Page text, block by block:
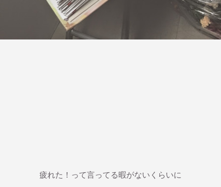
疲れた！って言ってる暇がないくらいに